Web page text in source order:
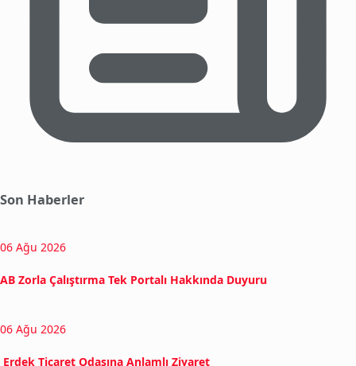
Son Haberler
06 Ağu 2026
AB Zorla Çalıştırma Tek Portalı Hakkında Duyuru
06 Ağu 2026
Erdek Ticaret Odasına Anlamlı Ziyaret